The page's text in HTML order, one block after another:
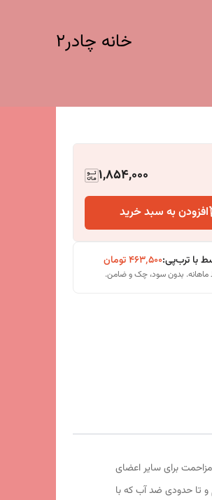
خانه چادر۲
1,854,000
افزودن به سبد خرید
با ترب‌پی:۴۶۳٬۵۰۰تومان
برای سایر اعضای
و تا حدودی ضد آب که با